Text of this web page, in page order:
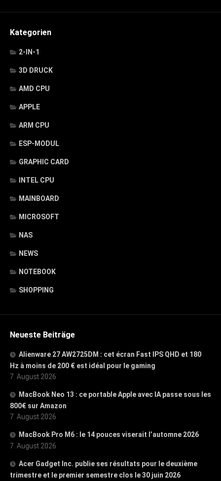
Kategorien
2-IN-1
3D DRUCK
AMD CPU
APPLE
ARM CPU
ESP-MODUL
GRAPHIC CARD
INTEL CPU
MAINBOARD
MICROSOFT
NAS
NEWS
NOTEBOOK
SHOPPING
Neueste Beiträge
Alienware 27 AW2725DM : cet écran Fast IPS QHD et 180
Hz à moins de 200 € est idéal pour le gaming
7. August 2026
MacBook Neo 13 : ce portable Apple avec IA passe sous les
800€ sur Amazon
7. August 2026
MacBook Pro M6 : le 14 pouces viserait l’automne 2026
7. August 2026
Acer Gadget Inc. publie ses résultats pour le deuxième
trimestre et le premier semestre clos le 30 juin 2026